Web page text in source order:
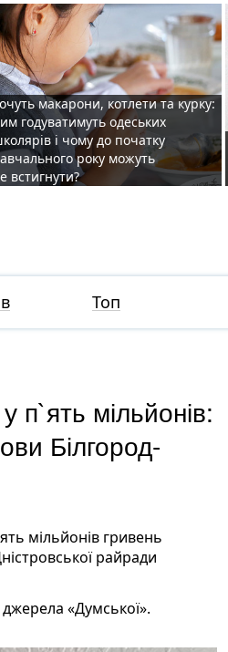
макарони, котлети та курку:
годуватимуть одеських
і чому до початку
року можуть
встигнути?
Топ
п`ять мільйонів:
Білгород-
мільйонів гривень
райради
«Думської».